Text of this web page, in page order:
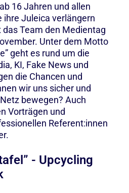
16 Jahren und allen
ihre Juleica verlängern
Team den Medientag
Unter dem Motto
geht es rund um die
KI, Fake News und
die Chancen und
wir uns sicher und
bewegen? Auch
Vorträgen und
Referent:innen
- Upcycling